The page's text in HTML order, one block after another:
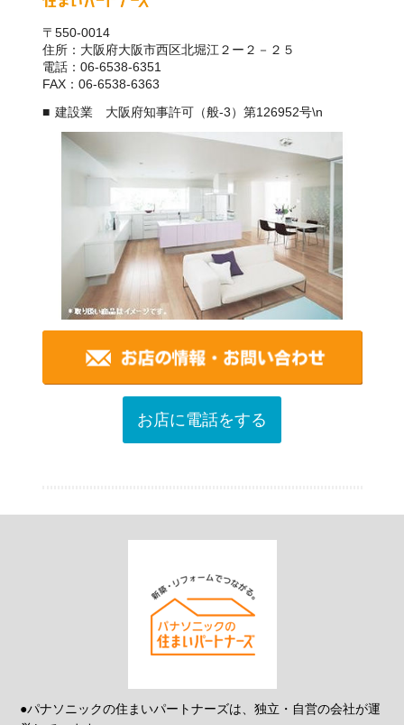
〒550-0014
住所：大阪府大阪市西区北堀江２ー２－２５
電話：06-6538-6351
FAX：06-6538-6363
建設業 大阪府知事許可（般-3）第126952号\n
お店に電話をする
●パナソニックの住まいパートナーズは、独立・自営の会社が運